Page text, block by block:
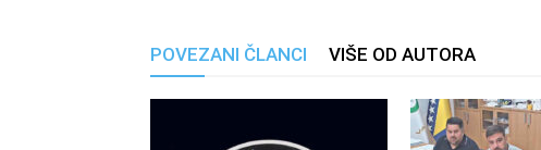
POVEZANI ČLANCI VIŠE OD AUTORA